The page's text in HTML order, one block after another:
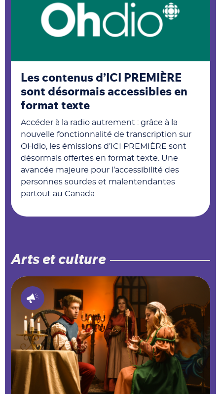
Les contenus d’ICI PREMIÈRE
sont désormais accessibles en
format texte
Accéder à la radio autrement : grâce à la
nouvelle fonctionnalité de transcription sur
OHdio, les émissions d’ICI PREMIÈRE sont
désormais offertes en format texte. Une
avancée majeure pour l’accessibilité des
personnes sourdes et malentendantes
partout au Canada.
Arts et culture